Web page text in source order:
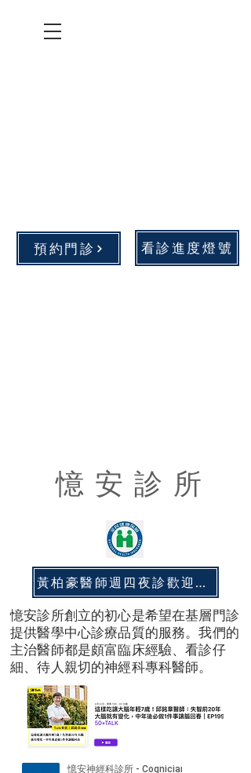
預約門診 看診進度燈號
​憶 安 診 所
黃柏豪醫師週四夜診歡迎多加利用
憶安診所創立的初心是希望在基層門診
提供醫學中心診療品質的服務。我們的
主治醫師都是頗富臨床經驗、看診仔
細、待人親切的神經科專科醫師。